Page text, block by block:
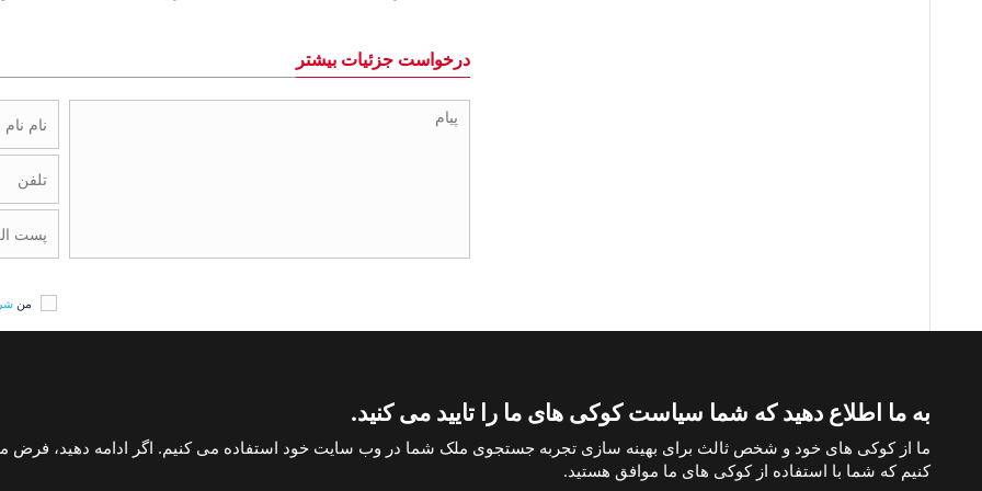
درخواست جزئیات بیشتر
من
صفحات مورد علاقه
خرید آپارتمان در ترکیه
خرید ویلا در ترکیه خرید خانه در آنتالیا
اعلامیه های حقوقی و سلب
به ما اطلاع دهید که شما سیاست کوکی های ما را تایید می کنید.
ما از کوکی های خود و شخص ثالث برای بهینه سازی تجربه جستجوی ملک شما در وب سایت خود استفاده می کنیم. اگر ادامه دهید، فرض
کنیم که شما با استفاده از کوکی های ما موافق هستید.